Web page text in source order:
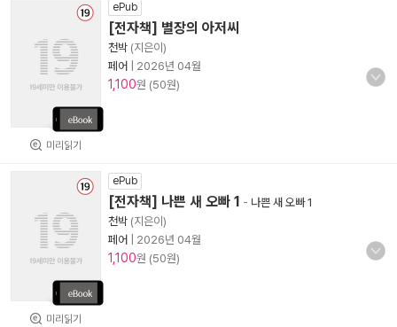
미리읽기
ePub
[전자책] 별장의 아저씨
천박 (지은이)
페어
2026년 04월
1,100원 (50원)
미리읽기
ePub
[전자책] 나쁜 새 오빠 1 - 나쁜 새 오빠 1
천박 (지은이)
페어
2026년 04월
1,100원 (50원)